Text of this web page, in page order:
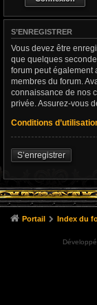
S’ENREGISTRER
Vous devez être
que quelques
forum peut également
membres du forum.
connaissance de nos
privée. Assurez-vous
Conditions
S’enregistrer
Portail Index du